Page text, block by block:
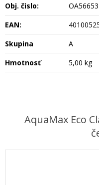
Obj. čislo:
OA56653
EAN:
Skupina
A
Hmotnosť
5,00 kg
AquaMax Eco